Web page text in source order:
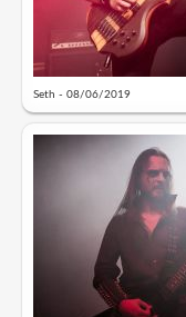
Seth - 08/06/2019